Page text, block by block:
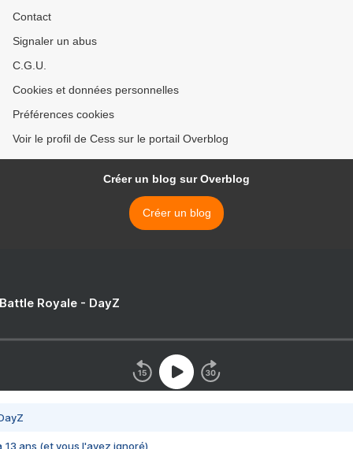
Contact
Signaler un abus
C.G.U.
Cookies et données personnelles
Préférences cookies
Voir le profil de Cess sur le portail Overblog
Créer un blog sur Overblog
Créer un blog
Royale - DayZ
13 ans (et vous l'avez ignoré)